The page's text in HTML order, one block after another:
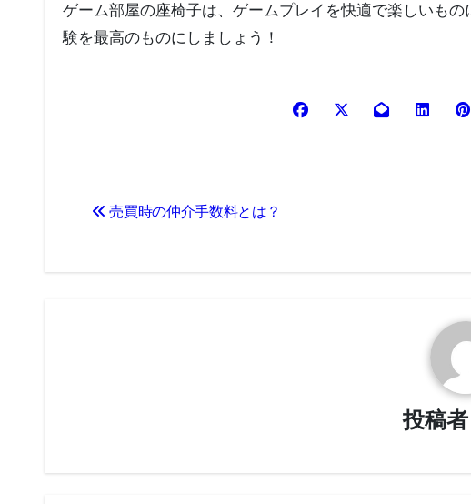
ゲーム部屋の座椅子は、ゲームプレイを快適で楽しいも
験を最高のものにしましょう！
売買時の仲介手数料とは？
投稿